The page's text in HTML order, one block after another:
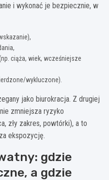
i wykonać je bezpiecznie, w
ciąża, wiek, wcześniejsze
wykluczone).
jako biurokracja. Z drugiej
zmniejsza ryzyko
zły zakres, powtórki), a to
ekspozycję.
gdzie
a gdzie